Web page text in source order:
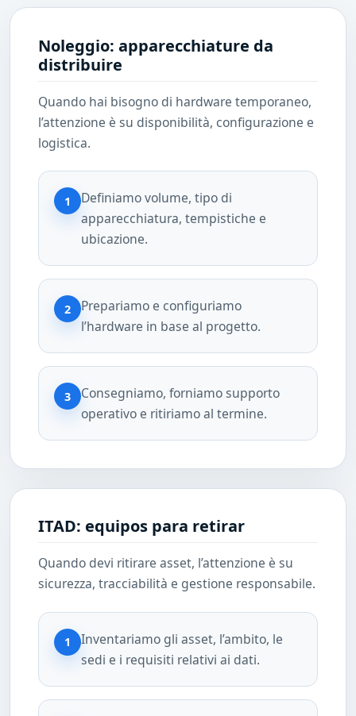
Noleggio: apparecchiature da
distribuire
Quando hai bisogno di hardware temporaneo,
l’attenzione è su disponibilità, configurazione e
logistica.
1
Definiamo volume, tipo di
apparecchiatura, tempistiche e
ubicazione.
2
Prepariamo e configuriamo
l’hardware in base al progetto.
3
Consegniamo, forniamo supporto
operativo e ritiriamo al termine.
ITAD: equipos para retirar
Quando devi ritirare asset, l’attenzione è su
sicurezza, tracciabilità e gestione responsabile.
1
Inventariamo gli asset, l’ambito, le
sedi e i requisiti relativi ai dati.